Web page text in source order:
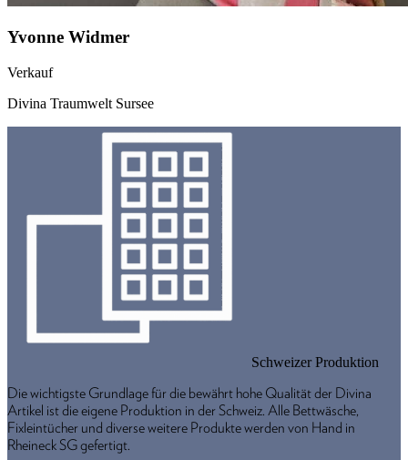
Yvonne Widmer
Verkauf
Divina Traumwelt Sursee
Schweizer Produktion
Die wichtigste Grundlage für die bewährt hohe Qualität der Divina
Artikel ist die eigene Produktion in der Schweiz. Alle Bettwäsche,
Fixleintücher und diverse weitere Produkte werden von Hand in
Rheineck SG gefertigt.